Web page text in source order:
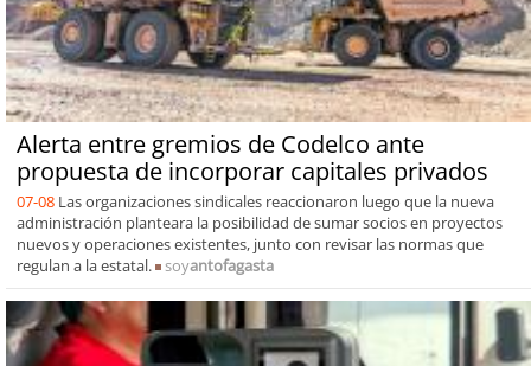
Alerta entre gremios de Codelco ante
propuesta de incorporar capitales privados
07-08 Las organizaciones sindicales reaccionaron luego que la nueva
administración planteara la posibilidad de sumar socios en proyectos
nuevos y operaciones existentes, junto con revisar las normas que
regulan a la estatal.
soyantofagasta